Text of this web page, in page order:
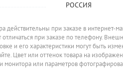
Вентилятор
белый, 50 Вт
1 300 руб.
Цена за штуку
Зеркало на
орех
3 549 руб.
Цена за штуку
РОССИЯ
действительны при заказе в интернет-
при заказе по телефону.
и его характеристики могут быть
Цвет или оттенок товара на
монитора или параметров